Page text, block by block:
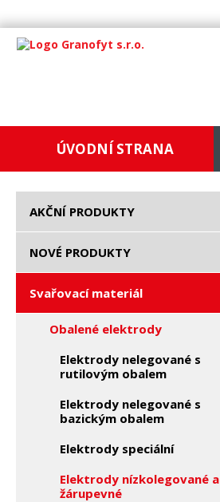
ÚVODNÍ STRANA
AKČNÍ PRODUKTY
NOVÉ PRODUKTY
Svařovací materiál
Obalené elektrody
Elektrody nelegované s
rutilovým obalem
Elektrody nelegované s
bazickým obalem
Elektrody speciální
Elektrody nízkolegované a
žárupevné